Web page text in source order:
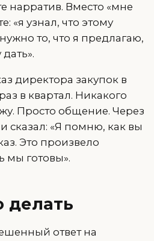
нарратив. Вместо «мне
«я узнал, что этому
то, что я предлагаю,
директора закупок в
в квартал. Никакого
Просто общение. Через
сказал: «Я помню, как вы
Это произвело
мы готовы».
делать
ответ на